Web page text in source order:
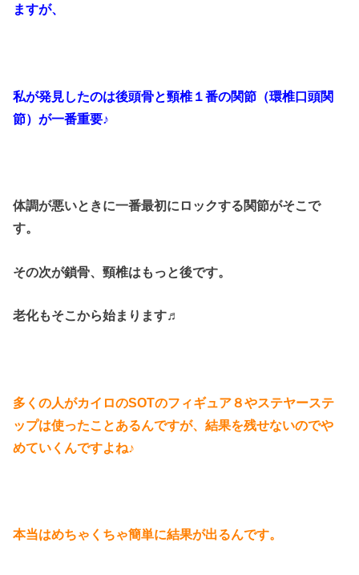
ますが、
私が発見したのは後頭骨と頸椎１番の関節（環椎口頭関
節）が一番重要♪
体調が悪いときに一番最初にロックする関節がそこで
す。
その次が鎖骨、頸椎はもっと後です。
老化もそこから始まります♬
多くの人がカイロのSOTのフィギュア８やステヤーステ
ップは使ったことあるんですが、結果を残せないのでや
めていくんですよね♪
本当はめちゃくちゃ簡単に結果が出るんです。